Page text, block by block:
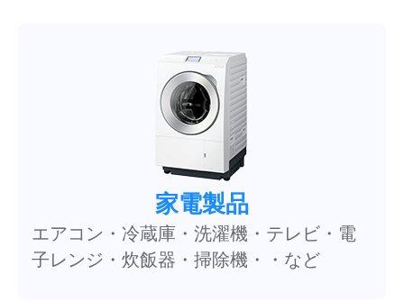
家電製品
エアコン・冷蔵庫・洗濯機・テレビ・電
子レンジ・炊飯器・掃除機・・など